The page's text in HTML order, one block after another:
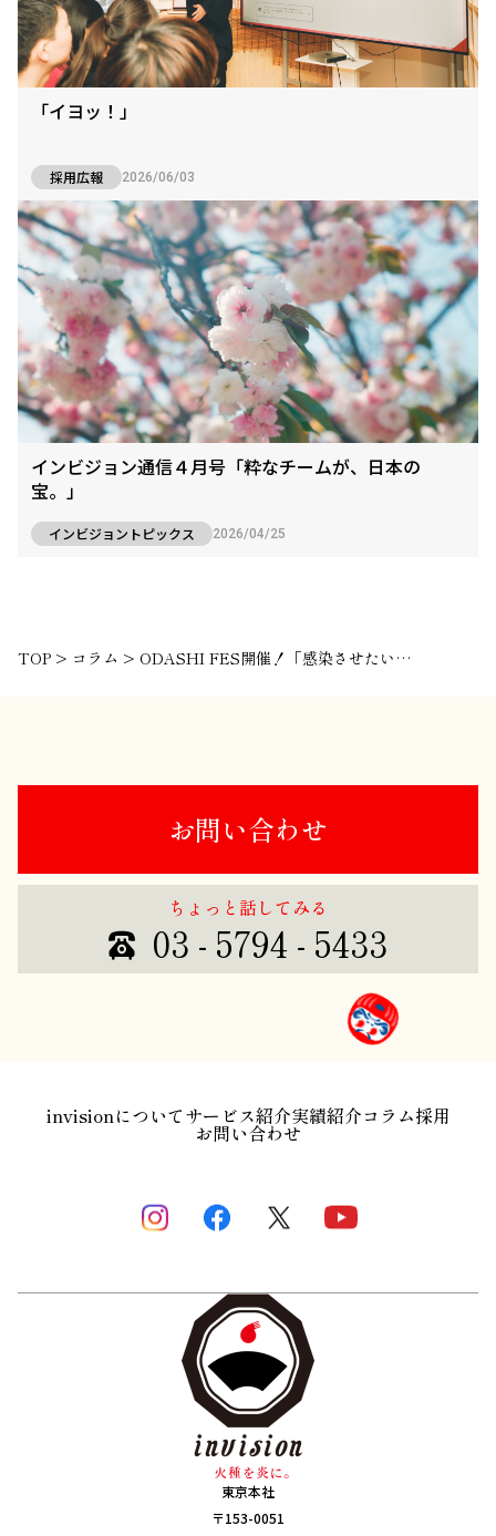
「イヨッ！」
採用広報 2026/06/03
インビジョン通信４月号「粋なチームが、日本の
宝。」
インビジョントピックス 2026/04/25
TOP > コラム > ODASHI FES開催！「感染させたい」強い意志が想いをカタチにする
お問い合わせ
ちょっと話してみる
03 - 5794 - 5433
invisionについてサービス紹介実績紹介コラム採用
お問い合わせ
東京本社
〒153-0051